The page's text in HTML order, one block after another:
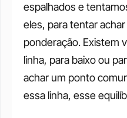
espalhados e
eles, para tentar
ponderação. Existem
linha, para baixo ou
achar um ponto
essa linha, esse